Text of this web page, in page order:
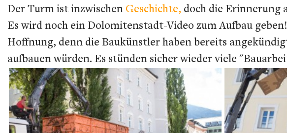
Der Turm ist inzwischen Geschichte, doch die Erinnerung
Es wird noch ein Dolomitenstadt-Video zum Aufbau
Hoffnung, denn die Baukünstler haben bereits
aufbauen würden. Es stünden sicher wieder viele